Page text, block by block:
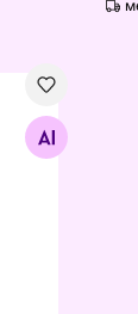
gold 70x140